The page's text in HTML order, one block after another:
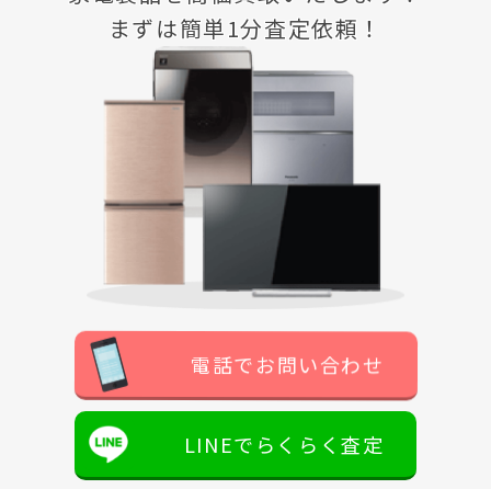
まずは簡単1分査定依頼！
電話でお問い合わせ
LINEでらくらく査定